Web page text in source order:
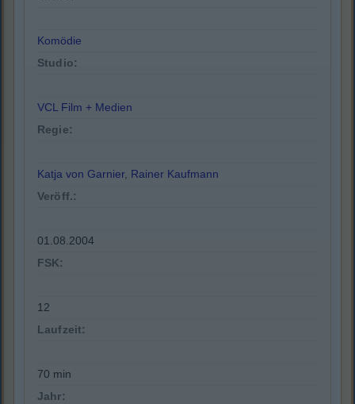
Komödie
Studio:
VCL Film + Medien
Regie:
Katja von Garnier, Rainer Kaufmann
Veröff.:
01.08.2004
FSK:
12
Laufzeit:
70 min
Jahr: